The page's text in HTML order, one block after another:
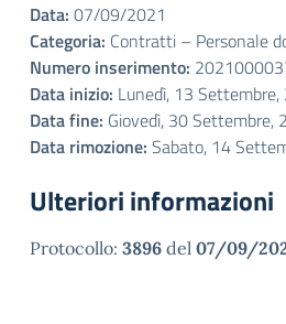
Data: 07/09/2021
Categoria: Contratti – Personale
Numero inserimento:
Data inizio: Lunedì, 13
Data fine: Giovedì, 30 Settembre,
Data rimozione: Sabato, 14
Ulteriori informazioni
Protocollo: 3896 del 07/09/